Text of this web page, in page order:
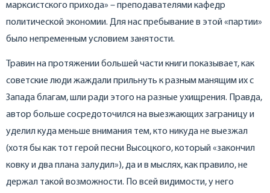
марксистского прихода» – преподавателями кафедр
политической экономии. Для нас пребывание в этой «партии»
было непременным условием занятости.
Травин на протяжении большей части книги показывает, как
советские люди жаждали прильнуть к разным манящим их с
Запада благам, шли ради этого на разные ухищрения. Правда,
автор больше сосредоточился на выезжающих заграницу и
уделил куда меньше внимания тем, кто никуда не выезжал
(хотя бы как тот герой песни Высоцкого, который «закончил
ковку и два плана залудил»), да и в мыслях, как правило, не
держал такой возможности. По всей видимости, у него